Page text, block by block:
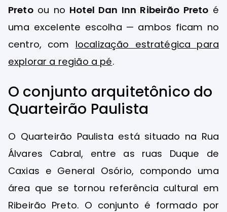
Pretoou no Hotel Dan Inn Ribeirão Preto é
uma excelente escolha — ambos ficam no
centro, com localização estratégica para
explorar a região a pé.
O conjunto arquitetônico do
Quarteirão Paulista
O Quarteirão Paulista está situado na Rua
Álvares Cabral, entre as ruas Duque de
Caxias e General Osório, compondo uma
área que se tornou referência cultural em
Ribeirão Preto. O conjunto é formado por